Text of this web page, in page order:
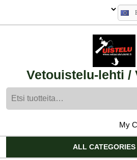
Vetouistelu-lehti /
Account
My
ALL CATEGORIES